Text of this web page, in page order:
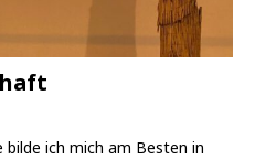
bilde ich mich am Besten in